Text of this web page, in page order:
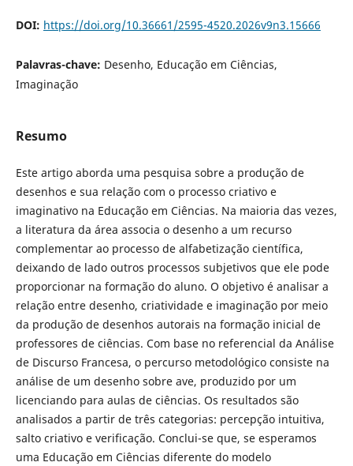
DOI: https://doi.org/10.36661/2595-4520.2026v9n3.15666
Palavras-chave: Desenho, Educação em Ciências,
Imaginação
Resumo
Este artigo aborda uma pesquisa sobre a produção de
desenhos e sua relação com o processo criativo e
imaginativo na Educação em Ciências. Na maioria das vezes,
a literatura da área associa o desenho a um recurso
complementar ao processo de alfabetização científica,
deixando de lado outros processos subjetivos que ele pode
proporcionar na formação do aluno. O objetivo é analisar a
relação entre desenho, criatividade e imaginação por meio
da produção de desenhos autorais na formação inicial de
professores de ciências. Com base no referencial da Análise
de Discurso Francesa, o percurso metodológico consiste na
análise de um desenho sobre ave, produzido por um
licenciando para aulas de ciências. Os resultados são
analisados a partir de três categorias: percepção intuitiva,
salto criativo e verificação. Conclui-se que, se esperamos
uma Educação em Ciências diferente do modelo